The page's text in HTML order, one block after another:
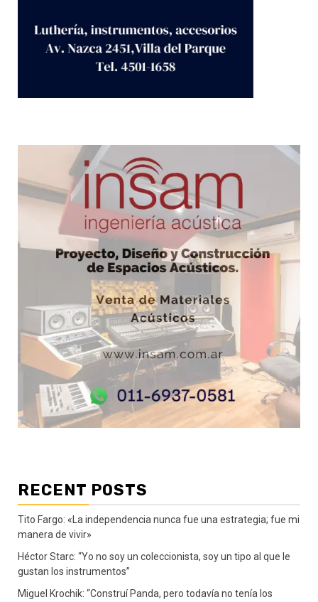
RECENT POSTS
Tito Fargo: «La independencia nunca fue una estrategia; fue mi
manera de vivir»
Héctor Starc: “Yo no soy un coleccionista, soy un tipo al que le
gustan los instrumentos”
Miguel Krochik: “Construí Panda, pero todavía no tenía los